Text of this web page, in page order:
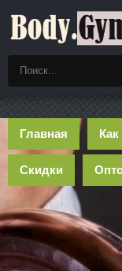
Главная Как
Скидки